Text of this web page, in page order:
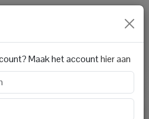
Maak het accounthier aan